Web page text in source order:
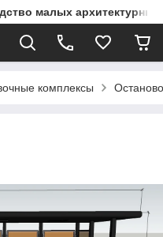
малых
комплексы